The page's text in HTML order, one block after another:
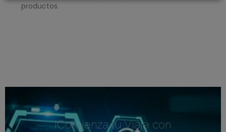
productos.
¡Comienza tu Viaje con